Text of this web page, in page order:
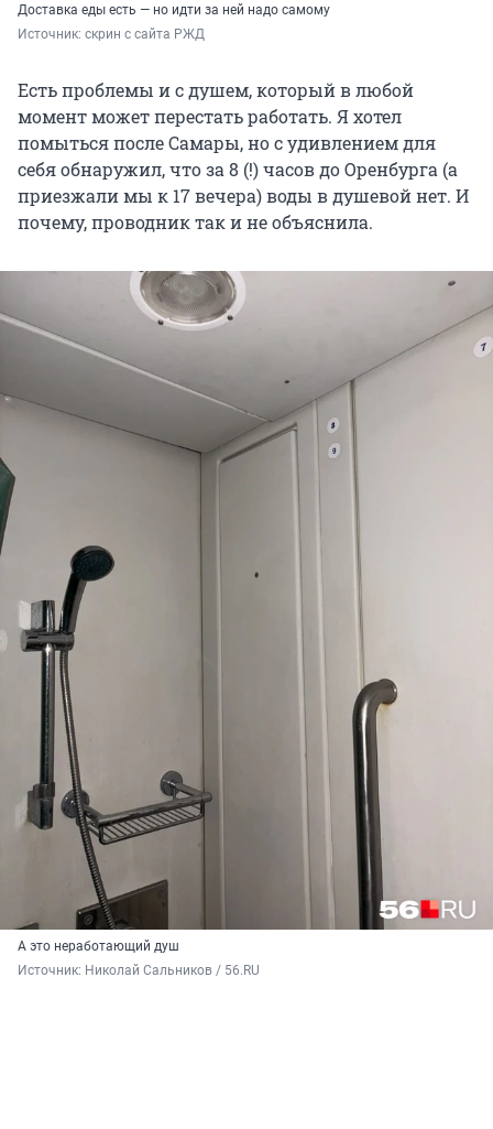
Доставка еды есть — но идти за ней надо самому
Источник: скрин с сайта РЖД
Есть проблемы и с душем, который в любой
момент может перестать работать. Я хотел
помыться после Самары, но с удивлением для
себя обнаружил, что за 8 (!) часов до Оренбурга (а
приезжали мы к 17 вечера) воды в душевой нет. И
почему, проводник так и не объяснила.
А это неработающий душ
Источник: Николай Сальников / 56.RU